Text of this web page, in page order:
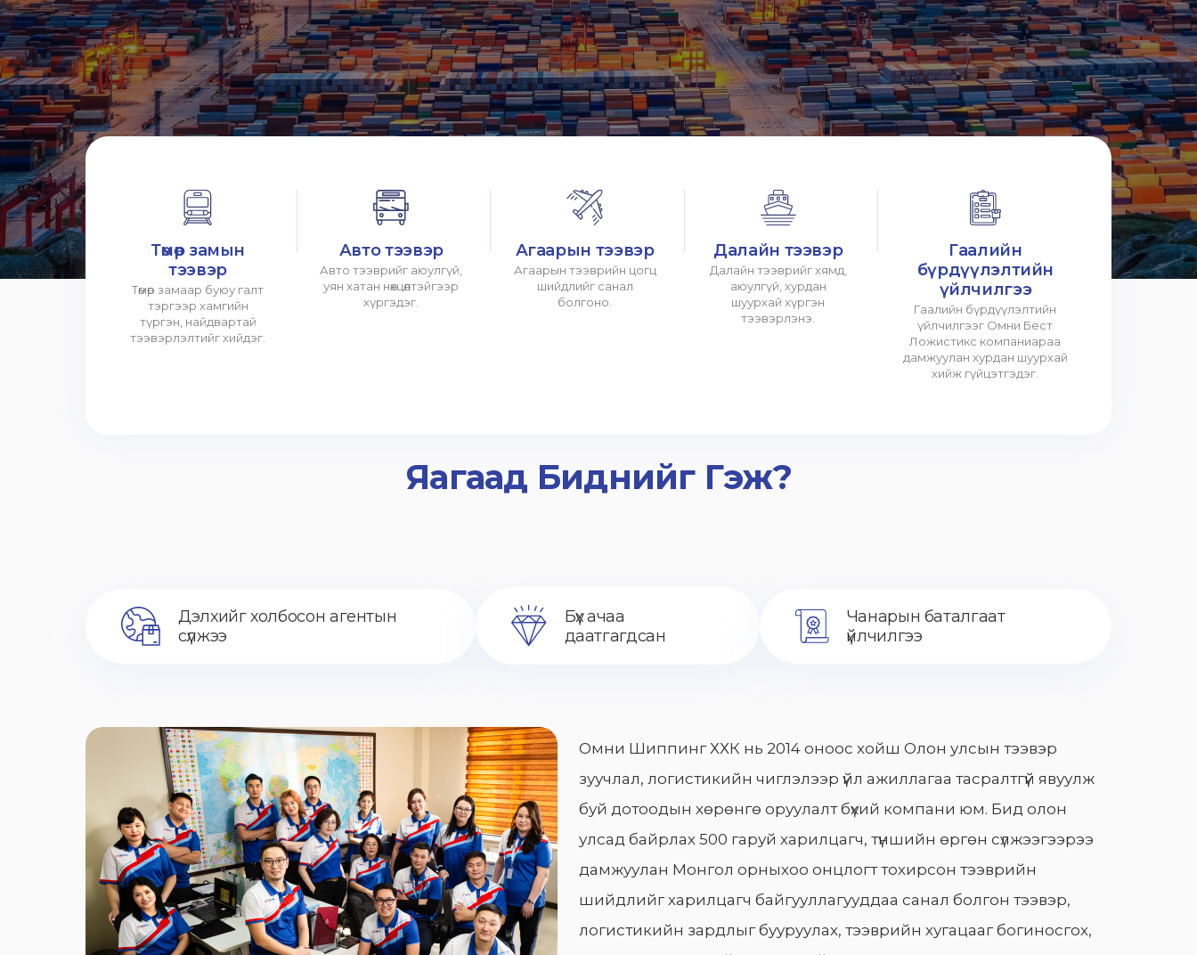
Төмөр замын
тээвэр
Төмөр замаар буюу галт
тэргээр хамгийн
түргэн, найдвартай
тээвэрлэлтийг хийдэг.
Авто тээвэр
Авто тээврийг аюулгүй,
уян хатан нөхцөлтэйгээр
хүргэдэг.
Агаарын тээвэр
Агаарын тээврийн цогц
шийдлийг санал
болгоно.
Далайн тээвэр
Далайн тээврийг хямд,
аюулгүй, хурдан
шуурхай хүргэн
тээвэрлэнэ.
Гаалийн
бүрдүүлэлтийн
үйлчилгээ
Гаалийн бүрдүүлэлтийн
үйлчилгээг Омни Бест
Ложистикс компаниараа
дамжуулан хурдан шуурхай
хийж гүйцэтгэдэг.
Яагаад Биднийг Гэж?
Дэлхийг холбосон агентын
сүлжээ
Бүх ачаа
даатгагдсан
Чанарын баталгаат
үйлчилгээ
Омни Шиппинг ХХК нь 2014 оноос хойш Олон улсын тээвэр
зуучлал, логистикийн чиглэлээр үйл ажиллагаа тасралтгүй явуулж
буй дотоодын хөрөнгө оруулалт бүхий компани юм. Бид олон
улсад байрлах 500 гаруй харилцагч, түншийн өргөн сүлжээгээрээ
дамжуулан Монгол орныхоо онцлогт тохирсон тээврийн
шийдлийг харилцагч байгууллагууддаа санал болгон тээвэр,
логистикийн зардлыг бууруулах, тээврийн хугацааг богиносгох,